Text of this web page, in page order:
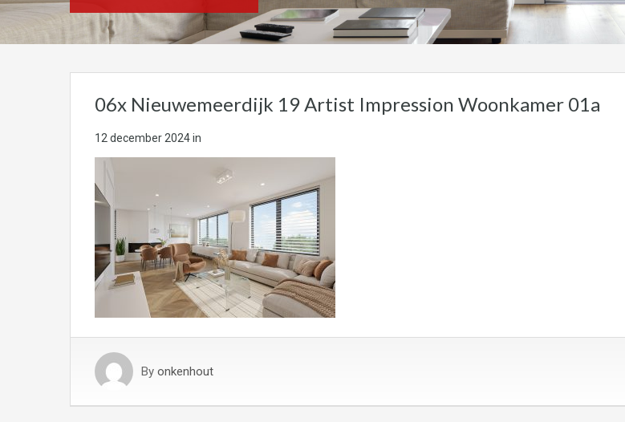
06x Nieuwemeerdijk 19 Artist Impression Woonkamer 01a
12 december 2024in
By onkenhout